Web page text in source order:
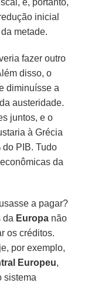
inicial
metade.
fazer outro
disso, o
diminuísse a
austeridade.
juntos, e o
à Grécia
do PIB. Tudo
da
a pagar?
da Europa não
os créditos.
por exemplo,
Europeu,
sistema